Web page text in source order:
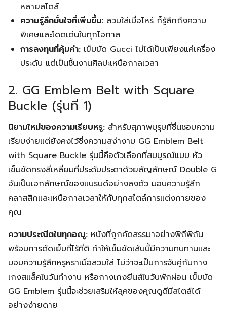
หลายสไตล์
ความรู้สึกมั่นใจที่เพิ่มขึ้น: สวมใส่เมื่อไหร่ ก็รู้สึกถึงความ
พิเศษและโดดเด่นในทุกโอกาส
การลงทุนที่คุ้มค่า: เข็มขัด Gucci ไม่ได้เป็นเพียงแค่เครื่อง
ประดับ แต่เป็นชิ้นงานศิลปะเหนือกาลเวลา
2. GG Emblem Belt with Square
Buckle (รุ่นที่ 1)
นิยามใหม่ของความเรียบหรู: สำหรับสุภาพบุรุษที่ชื่นชอบความ
เรียบง่ายแต่ยังคงไว้ซึ่งความสง่างาม GG Emblem Belt
with Square Buckle รุ่นนี้คือตัวเลือกที่สมบูรณ์แบบ หัว
เข็มขัดทรงสี่เหลี่ยมที่ประดับประดาด้วยสัญลักษณ์ Double G
อันเป็นเอกลักษณ์ของแบรนด์อย่างลงตัว มอบความรู้สึก
คลาสสิกและเหนือกาลเวลาให้กับทุกสไตล์การแต่งกายของ
คุณ
ความประณีตในทุกอณู: หนังที่ถูกคัดสรรมาอย่างพิถีพิถัน
พร้อมการตัดเย็บที่ไร้ที่ติ ทำให้เข็มขัดเส้นนี้มีความทนทานและ
มอบความรู้สึกหรูหราเมื่อสวมใส่ ไม่ว่าจะเป็นการจับคู่กับกาง
เกงสแล็คในวันทำงาน หรือกางเกงยีนส์ในวันพักผ่อน เข็มขัด
GG Emblem รุ่นนี้จะช่วยเสริมให้ลุคของคุณดูดีมีสไตล์ได้
อย่างง่ายดาย